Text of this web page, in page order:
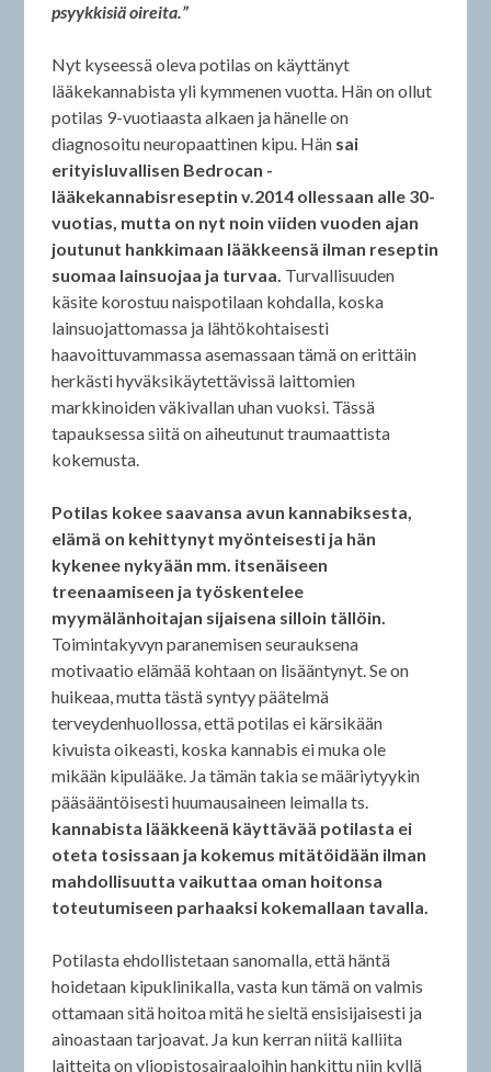
psyykkisiä oireita.”
Nyt kyseessä oleva potilas on käyttänyt
lääkekannabista yli kymmenen vuotta. Hän on ollut
potilas 9-vuotiaasta alkaen ja hänelle on
diagnosoitu neuropaattinen kipu. Hänsai
erityisluvallisen Bedrocan -
lääkekannabisreseptin v.2014 ollessaan alle 30-
vuotias, mutta on nyt noin viiden vuoden ajan
joutunut hankkimaan lääkkeensä ilman reseptin
suomaa lainsuojaa ja turvaa. Turvallisuuden
käsite korostuu naispotilaan kohdalla, koska
lainsuojattomassa ja lähtökohtaisesti
haavoittuvammassa asemassaan tämä on erittäin
herkästi hyväksikäytettävissä laittomien
markkinoiden väkivallan uhan vuoksi. Tässä
tapauksessa siitä on aiheutunut traumaattista
kokemusta.
Potilas kokee saavansa avun kannabiksesta,
elämä on kehittynyt myönteisesti ja hän
kykenee nykyään mm. itsenäiseen
treenaamiseen ja työskentelee
myymälänhoitajan sijaisena silloin tällöin.
Toimintakyvyn paranemisen seurauksena
motivaatio elämää kohtaan on lisääntynyt. Se on
huikeaa, mutta tästä syntyy päätelmä
terveydenhuollossa, että potilas ei kärsikään
kivuista oikeasti, koska kannabis ei muka ole
mikään kipulääke. Ja tämän takia se määriytyykin
pääsääntöisesti huumausaineen leimalla ts.
kannabista lääkkeenä käyttävää potilasta ei
oteta tosissaan ja kokemus mitätöidään ilman
mahdollisuutta vaikuttaa oman hoitonsa
toteutumiseen parhaaksi kokemallaan tavalla.
Potilasta ehdollistetaan sanomalla, että häntä
hoidetaan kipuklinikalla, vasta kun tämä on valmis
ottamaan sitä hoitoa mitä he sieltä ensisijaisesti ja
ainoastaan tarjoavat. Ja kun kerran niitä kalliita
laitteita on yliopistosairaaloihin hankittu niin kyllä